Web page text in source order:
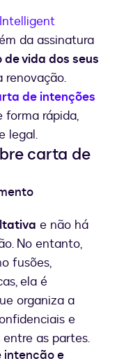
Intelligent
da assinatura
vida dos seus
renovação.
de intenções
forma rápida,
legal.
carta de
e não há
No entanto,
fusões,
ela é
organiza a
e
as partes.
intenção e